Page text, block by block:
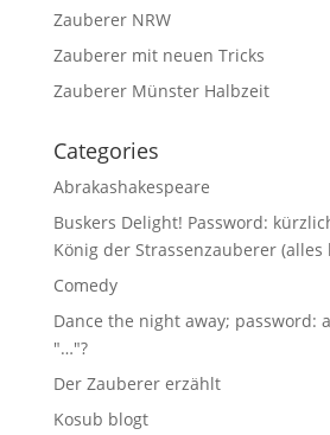
Zauberer NRW
Zauberer mit neuen Tricks
Zauberer Münster Halbzeit
Categories
Abrakashakespeare
Buskers Delight! Password:
König der Strassenzauberer
Comedy
Dance the night away; password:
"…"?
Der Zauberer erzählt
Kosub blogt